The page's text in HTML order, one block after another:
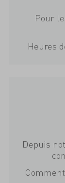
Pour
Heures
Depuis